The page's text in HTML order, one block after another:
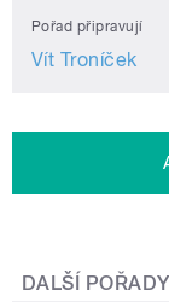
Pořad připravují
Vít Troníček
DALŠÍ POŘADY